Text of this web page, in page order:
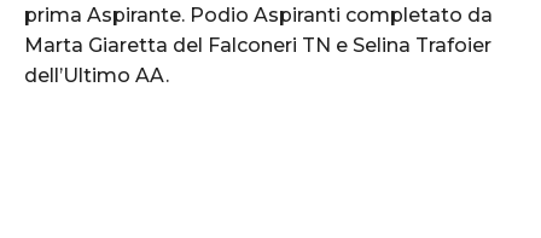
prima Aspirante. Podio Aspiranti completato da
Marta Giaretta del Falconeri TN e Selina Trafoier
dell’Ultimo AA.